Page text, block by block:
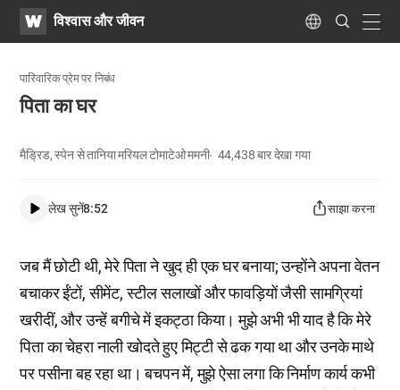
WATVविश्वास और जीवन Language
Search
Submit
पारिवारिक प्रेम पर निबंध
पिता का घर
मैड्रिड, स्पेन से तानिया मरियल टोमाटेओ ममनी 44,438बार देखा गया
लेख सुनें8:52 साझा करना
जब मैं छोटी थी, मेरे पिता ने खुद ही एक घर बनाया; उन्होंने अपना वेतन
बचाकर ईंटों, सीमेंट, स्टील सलाखों और फावड़ियों जैसी सामग्रियां
खरीदीं, और उन्हें बगीचे में इकट्ठा किया। मुझे अभी भी याद है कि मेरे
पिता का चेहरा नाली खोदते हुए मिट्टी से ढक गया था और उनके माथे
पर पसीना बह रहा था। बचपन में, मुझे ऐसा लगा कि निर्माण कार्य कभी